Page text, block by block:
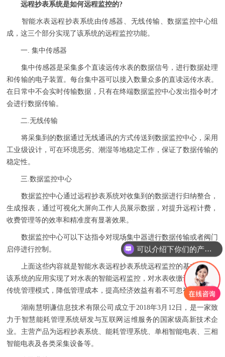
远程抄表系统是如何远程监控的?
智能水表远程抄表系统由传感器、无线传输、数据监控中心组
成，这三个部分实现了该系统的远程监控功能。
一. 集中传感器
集中传感器是采集多个直读远传水表的数据信号，进行数据处理
和传输的电子装置。每台集中器可以接入数量众多的直读远传水表。
在日常中不会实时传输数据，只有在终端数据监控中心发出指令时才
会进行数据传输。
二.无线传输
将采集到的数据通过无线通讯的方式传送到数据监控中心，采用
工业级设计，可在环境恶劣、潮湿等地稳定工作，保证了数据传输的
稳定性。
三.数据监控中心
数据监控中心通过远程抄表系统对收集到的数据进行归纳整合，
生成报表，通过可视化大屏向工作人员展示数据，对提升远程计费，
收费管理等的效率和精准度有显著效果。
数据监控中心可以下达指令对现场集中器进行数据传输或者阀门
启停进行控制。
上面这些内容就是智能水表远程抄表系统远程监控的基本过程，
该系统的应用实现了对水表的智能远程监控，对水表收缴计费、改变
传统管理模式，降低管理成本，提高经济效益有着不可忽视的效果。
湖南慧明谦信息技术有限公司成立于2018年3月12日，是一家致
力于智慧能耗管理系统研发与互联网运维服务的国家级高新技术企
业。主营产品为远程抄表系统、能耗管理系统、单相智能电表、三相
智能电表及各类采集设备等。
可以介绍下你们的产品么